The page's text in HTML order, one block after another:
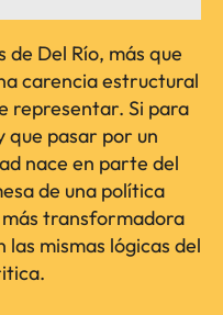
Del Río, más que
carencia estructural
representar. Si para
que pasar por un
nace en parte del
de una política
transformadora
mismas lógicas del